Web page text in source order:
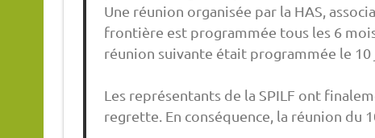
Une réunion organisée par la HAS,
frontière est programmée tous les 6
réunion suivante était programmée le 10
Les représentants de la SPILF ont
regrette. En conséquence, la réunion du